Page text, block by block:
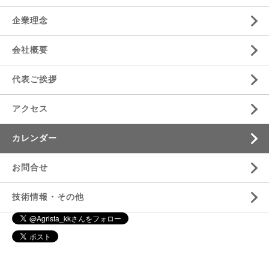
企業理念
会社概要
代表ご挨拶
アクセス
カレンダー
お問合せ
技術情報・その他